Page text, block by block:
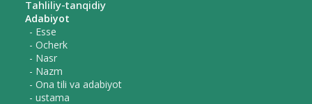
Tahliliy-tanqidiy
Adabiyot
- Esse
- Ocherk
- Nasr
- Nazm
- Ona tili va adabiyot
- ustama